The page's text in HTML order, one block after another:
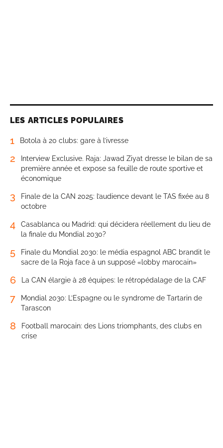
LES ARTICLES POPULAIRES
1 Botola à 20 clubs: gare à l’ivresse
2
Interview Exclusive. Raja: Jawad Ziyat dresse le bilan de sa
première année et expose sa feuille de route sportive et
économique
3
Finale de la CAN 2025: l’audience devant le TAS fixée au 8
octobre
4
Casablanca ou Madrid: qui décidera réellement du lieu de
la finale du Mondial 2030?
5
Finale du Mondial 2030: le média espagnol ABC brandit le
sacre de la Roja face à un supposé «lobby marocain»
6 La CAN élargie à 28 équipes: le rétropédalage de la CAF
7
Mondial 2030: L’Espagne ou le syndrome de Tartarin de
Tarascon
8
Football marocain: des Lions triomphants, des clubs en
crise